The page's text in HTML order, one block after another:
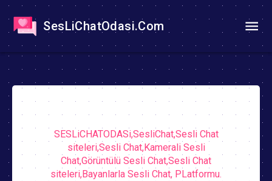
SesLiChatOdasi.Com
SESLiCHATODASi,SesliChat,Sesli Chat
siteleri,Sesli Chat,Kamerali Sesli
Chat,Görüntülü Sesli Chat,Sesli Chat
siteleri,Bayanlarla Sesli Chat, PLatformu.